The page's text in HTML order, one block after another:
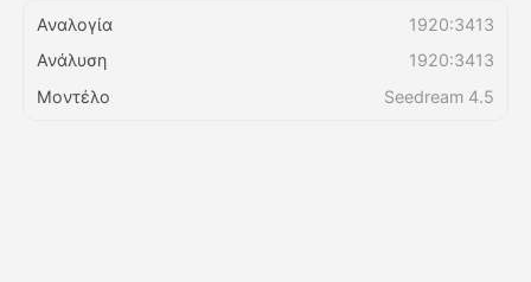
Τιμολόγιο
Αναλογία
1920:3413
Ανάλυση
1920:3413
Μοντέλο
Seedream 4.5